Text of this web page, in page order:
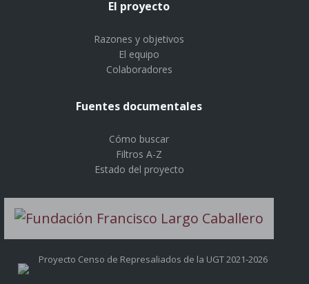
El proyecto
Razones y objetivos
El equipo
Colaboradores
Fuentes documentales
Cómo buscar
Filtros A-Z
Estado del proyecto
Proyecto Censo de Represaliados de la UGT 2021-2026